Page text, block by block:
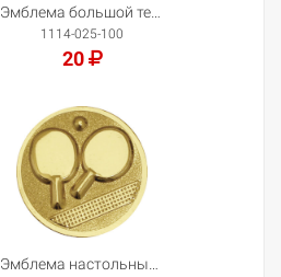
1114-025-100
20
Добавить в корзину